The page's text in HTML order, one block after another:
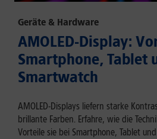
Geräte & Hardware
AMOLED-Display:
Smartphone, Tablet
Smartwatch
AMOLED-Displays liefern starke
brillante Farben. Erfahre, wie die
Vorteile sie bei Smartphone, Tablet